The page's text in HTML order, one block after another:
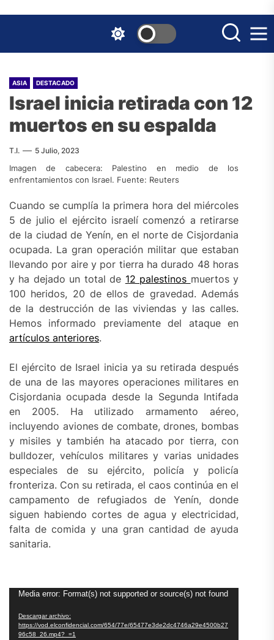
the
ASIA DESTACADO
Israel inicia retirada con 12
muertos en su espalda
T.I. 5 Julio, 2023
Imagen de cabecera: Palestino en medio de los
enfrentamientos con Israel. Fuente: Reuters
Cuando se cumplía la primera hora del miércoles
5 de julio el ejército israelí comenzó a retirarse
de la ciudad de Yenín, en el norte de Cisjordania
ocupada. La gran operación militar que estaban
llevando por aire y por tierra ha durado 48 horas
y ha dejado un total de 12 palestinos muertos y
100 heridos, 20 de ellos de gravedad. Además
de la destrucción de las viviendas y las calles.
Hemos informado previamente del ataque en
artículos anteriores.
El ejército de Israel inicia ya su retirada después
de una de las mayores operaciones militares en
Cisjordania ocupada desde la Segunda Intifada
en 2005. Ha utilizado armamento aéreo,
incluyendo aviones de combate, drones, bombas
y misiles y también ha atacado por tierra, con
bulldozer, vehículos militares y varias unidades
especiales de su ejército, policía y policía
fronteriza. Con su retirada, el caos continúa en el
campamento de refugiados de Yenín, donde
siguen habiendo cortes de agua y electricidad,
falta de comida y una gran cantidad de ayuda
sanitaria.
Reproductor
vídeo
Media error: Format(s) not supported or source(s) not found
Descargar archivo:
https://vod.elconfidencial.com/654/77e/65477e3de2dc4746a29e4500b27
96c58_26.mp4?_=1